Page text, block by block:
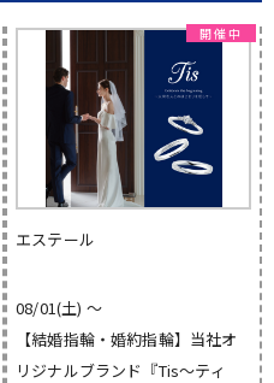
エステール
08/01(土) 〜
【結婚指輪・婚約指輪】当社オ
リジナルブランド『Tis～ティ